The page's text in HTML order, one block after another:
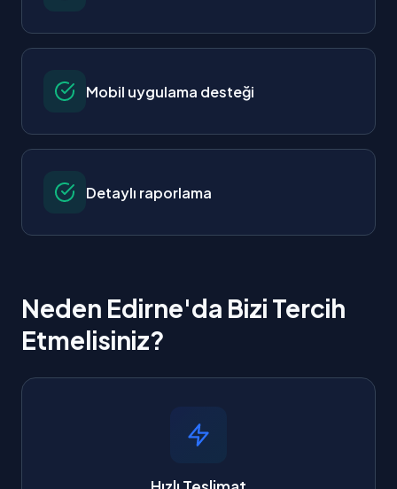
Mobil uygulama desteği
Detaylı raporlama
Neden Edirne'da Bizi Tercih
Etmelisiniz?